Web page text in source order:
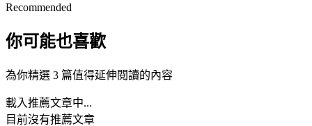
Recommended
你可能也喜歡
為你精選 3 篇值得延伸閱讀的內容
載入推薦文章中...
目前沒有推薦文章